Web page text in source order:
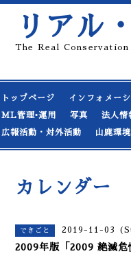
リアル
The Real Conservation
トップページ インフォメー
ML管理•運用 写真 法人情
広報活動・対外活動 山鹿環
カレンダー
できごと 2019-11-03
2009年版「2009 絶滅